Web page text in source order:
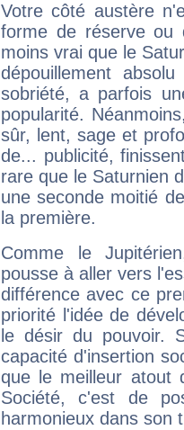
Votre côté austère
forme de réserve
moins vrai que le
dépouillement
sobriété, a parfois
popularité.
sûr, lent, sage et
de... publicité,
rare que le Saturnien
une seconde moitié
la première.
Comme le
pousse à aller vers
différence avec ce
priorité l'idée de
le désir du pouvoir.
capacité d'insertion
que le meilleur atout
Société, c'est de
harmonieux dans son